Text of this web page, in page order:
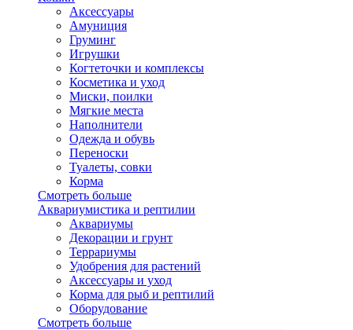
Аксессуары
Амуниция
Груминг
Игрушки
Когтеточки и комплексы
Косметика и уход
Миски, поилки
Мягкие места
Наполнители
Одежда и обувь
Переноски
Туалеты, совки
Корма
Смотреть больше
Аквариумистика и рептилии
Аквариумы
Декорации и грунт
Террариумы
Удобрения для растений
Аксессуары и уход
Корма для рыб и рептилий
Оборудование
Смотреть больше